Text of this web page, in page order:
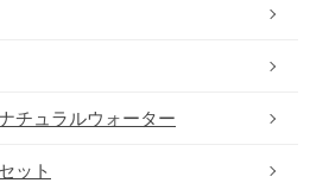
チュラルウォーター
ット